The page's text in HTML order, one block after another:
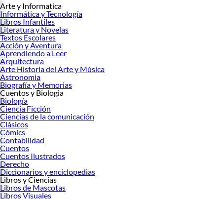
Arte y Informatica
Informática y Tecnología
Libros Infantiles
Literatura y Novelas
Textos Escolares
Acción y Aventura
Aprendiendo a Leer
Arquitectura
Arte Historia del Arte y Música
Astronomia
Biografía y Memorias
Cuentos y Biologia
Biología
Ciencia Ficción
Ciencias de la comunicación
Clásicos
Cómics
Contabilidad
Cuentos
Cuentos Ilustrados
Derecho
Diccionarios y enciclopedias
Libros y Ciencias
Libros de Mascotas
Libros Visuales